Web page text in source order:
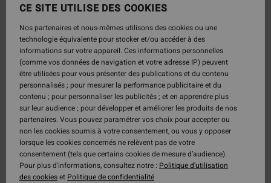
CE SITE UTILISE DES COOKIES
Nos partenaires et nous-mêmes utilisons des cookies ou une
technologie équivalente pour stocker et/ou accéder à des
informations sur votre appareil. Ces informations personnelles
(comme vos données de navigation et votre adresse IP) peuvent
être utilisées pour vous présenter des publications et du contenu
personnalisés ; pour mesurer la performance publicitaire et du
contenu ; pour personnaliser les publicités ; et en apprendre plus
sur leur audience ; pour développer et améliorer les produits de nos
partenaires. Vous pouvez paramétrer vos choix pour accepter ou
non les cookies soumis à votre consentement, ou vous y opposer
lorsque les cookies concernés ne relèvent pas de votre
consentement (tels que certains cookies de mesure d’audience).
Pour plus d'informations, consultez notre : Politique d'utilisation
des cookieset Politique de confidentialité